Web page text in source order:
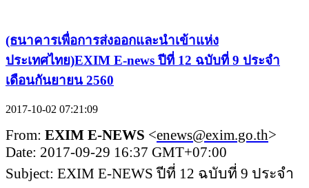
(ธนาคารเพื่อการส่งออกและนำเข้าแห่ง
ประเทศไทย)EXIM E-news ปีที่ 12 ฉบับที่ 9 ประจำ
เดือนกันยายน 2560
2017-10-02 07:21:09
From: EXIM E-NEWS <enews@exim.go.th>
Date: 2017-09-29 16:37 GMT+07:00
Subject: EXIM E-NEWS ปีที่ 12 ฉบับที่ 9 ประจำ